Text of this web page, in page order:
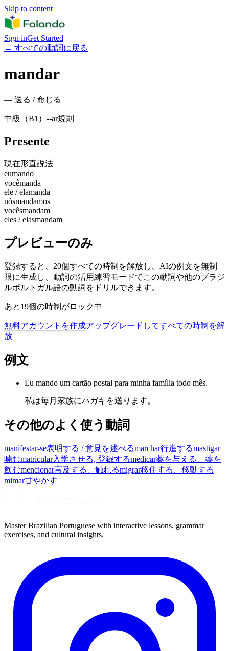
Skip to content
Sign inGet Started
← すべての動詞に戻る
mandar
— 送る / 命じる
中級（B1） --ar規則
Presente
現在形直説法
eumando
vocêmanda
ele / elamanda
nósmandamos
vocêsmandam
eles / elasmandam
プレビューのみ
登録すると、20個すべての時制を解放し、AIの例文を無制
限に生成し、動詞の活用練習モードでこの動詞や他のブラジ
ルポルトガル語の動詞をドリルできます。
あと19個の時制がロック中
無料アカウントを作成アップグレードしてすべての時制を解
放
例文
Eu mando um cartão postal para minha família todo mês.
私は毎月家族にハガキを送ります。
その他のよく使う動詞
manifestar-se表明する / 意見を述べるmarchar行進するmastigar
噛むmatricular入学させる, 登録するmedicar薬を与える、薬を
飲むmencionar言及する、触れるmigrar移住する、移動する
mimar甘やかす
Master Brazilian Portuguese with interactive lessons, grammar
exercises, and cultural insights.